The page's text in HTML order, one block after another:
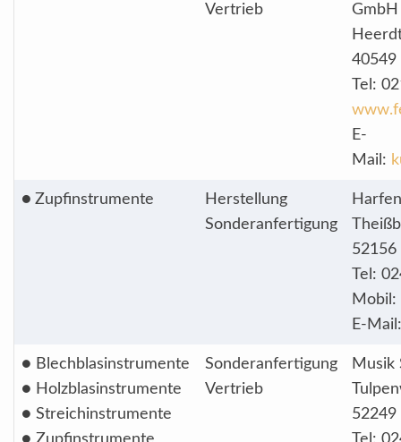
Vertrieb
GmbH
40549
Tel:
E-
Mail:
● Zupfinstrumente
Herstellung
Sonderanfertigung
Tel:
E-
● Blechblasinstrumente
● Holzblasinstrumente
● Streichinstrumente
Sonderanfertigung
Vertrieb
Musik
52249